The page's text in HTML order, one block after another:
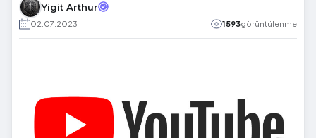
Yigit Arthur
02.07.2023 1593görüntülenme